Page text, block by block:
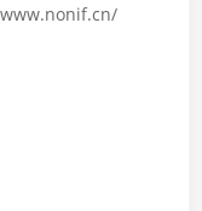
www.nonif.cn/